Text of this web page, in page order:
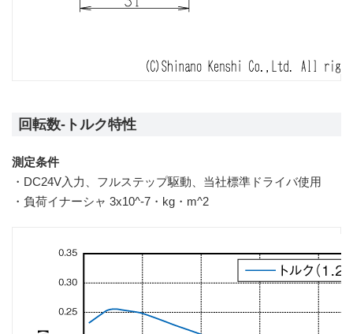
回転数-トルク特性
測定条件
DC24V入力、フルステップ駆動、当社標準ドライバ使用
負荷イナーシャ 3x10^-7・kg・m^2